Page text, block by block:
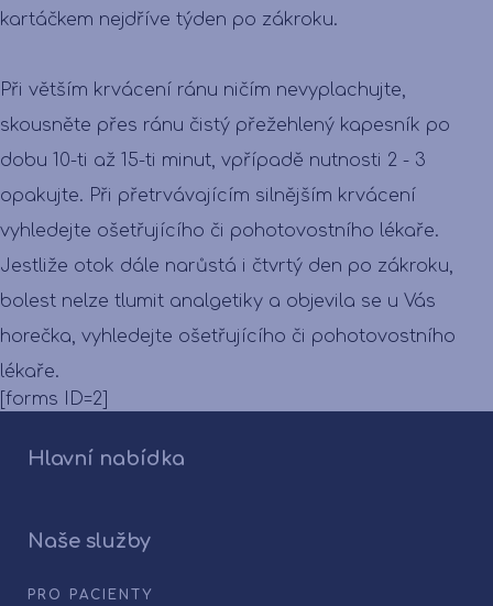
kartáčkem nejdříve týden po zákroku.
Při větším krvácení ránu ničím nevyplachujte,
skousněte přes ránu čistý přežehlený kapesník po
dobu 10-ti až 15-ti minut, vpřípadě nutnosti 2 - 3
opakujte. Při přetrvávajícím silnějším krvácení
vyhledejte ošetřujícího či pohotovostního lékaře.
Jestliže otok dále narůstá i čtvrtý den po zákroku,
bolest nelze tlumit analgetiky a objevila se u Vás
horečka, vyhledejte ošetřujícího či pohotovostního
lékaře.
[forms ID=2]
Hlavní nabídka
Naše služby
PRO PACIENTY